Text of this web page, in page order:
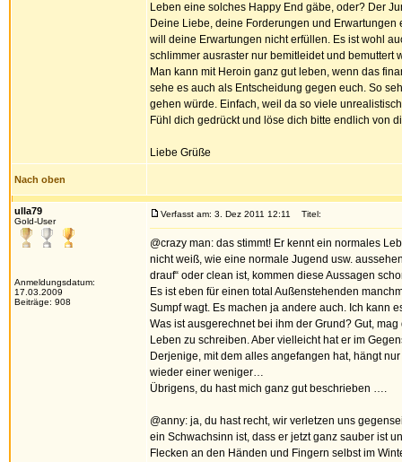
Leben eine solches Happy End gäbe, oder? Der
Deine Liebe, deine Forderungen und
will deine Erwartungen nicht erfüllen. Es ist wohl
schlimmer ausraster nur bemitleidet und bemuttert
Man kann mit Heroin ganz gut leben, wenn das
sehe es auch als Entscheidung gegen euch. So
gehen würde. Einfach, weil da so viele
Fühl dich gedrückt und löse dich bitte endlich von
Liebe Grüße
Nach oben
ulla79
Gold-User
Anmeldungsdatum:
17.03.2009
Beiträge: 908
Verfasst am: 3. Dez 2011 12:11 Titel:
@crazy man: das stimmt! Er kennt ein normales
nicht weiß, wie eine normale Jugend usw.
drauf“ oder clean ist, kommen diese Aussagen
Es ist eben für einen total Außenstehenden
Sumpf wagt. Es machen ja andere auch. Ich kann
Was ist ausgerechnet bei ihm der Grund? Gut,
Leben zu schreiben. Aber vielleicht hat er im
Derjenige, mit dem alles angefangen hat, hängt
wieder einer weniger…
Übrigens, du hast mich ganz gut beschrieben ….
@anny: ja, du hast recht, wir verletzen uns
ein Schwachsinn ist, dass er jetzt ganz sauber ist
Flecken an den Händen und Fingern selbst im